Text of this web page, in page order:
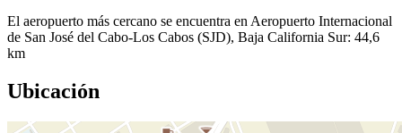
El aeropuerto más cercano se encuentra en Aeropuerto Internacional
de San José del Cabo-Los Cabos (SJD), Baja California Sur: 44,6
km
Ubicación